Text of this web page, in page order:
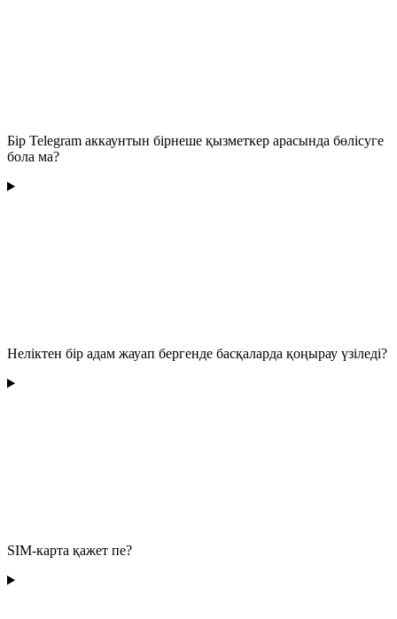
Бір Telegram аккаунтын бірнеше қызметкер арасында бөлісуге
бола ма?
Неліктен бір адам жауап бергенде басқаларда қоңырау үзіледі?
SIM-карта қажет пе?